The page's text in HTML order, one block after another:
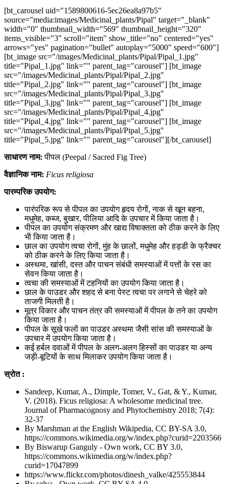
[bt_carousel uid="1589800616-5ec26ea8a97b5"
source="media:images/Medicinal_plants/Pipal" target="_blank"
width="0" thumbnail_width="569" thumbnail_height="320"
items_visible="3" scroll="item" show_title="no" centered="yes"
arrows="yes" pagination="bullet" autoplay="5000" speed="600"]
[bt_image src="/images/Medicinal_plants/Pipal/Pipal_1.jpg"
title="Pipal_1.jpg" link="" parent_tag="carousel"] [bt_image
src="/images/Medicinal_plants/Pipal/Pipal_2.jpg"
title="Pipal_2.jpg" link="" parent_tag="carousel"] [bt_image
src="/images/Medicinal_plants/Pipal/Pipal_3.jpg"
title="Pipal_3.jpg" link="" parent_tag="carousel"] [bt_image
src="/images/Medicinal_plants/Pipal/Pipal_4.jpg"
title="Pipal_4.jpg" link="" parent_tag="carousel"] [bt_image
src="/images/Medicinal_plants/Pipal/Pipal_5.jpg"
title="Pipal_5.jpg" link="" parent_tag="carousel"][/bt_carousel]
साधारण नाम: पीपल (Peepal / Sacred Fig Tree)
वैज्ञानिक नाम: Ficus religiosa
पारम्परिक उपयोग:
पारंपरिक रूप से पीपल का उपयोग हृदय रोगों, नाक से खून बहना,
मधुमेह, कब्ज, बुखार, पीलिया आदि के उपचार में किया जाता है।
पीपल का उपयोग संक्रमण और खाद्य विषाक्तता को ठीक करने के लिए
भी किया जाता है।
छाल का उपयोग त्वचा रोगों, मुंह के छालों, मधुमेह और हड्डी के फ्रैक्चर
को ठीक करने के लिए किया जाता है।
अस्थमा, खांसी, दस्त और पाचन संबंधी समस्याओं में पत्तों के रस का
सेवन किया जाता है।
त्वचा की समस्याओं में टहनियों का उपयोग किया जाता है।
छाल के पाउडर और शहद से बना पेस्ट त्वचा पर लगाने से चेहरे को
ताजगी मिलती है।
मूत्र विकार और पाचन तंत्र की समस्याओं में पीपल के तने का उपयोग
किया जाता है।
पीपल के सूखे फलों का पाउडर अस्थमा जैसी सांस की समस्याओं के
उपचार में उपयोग किया जाता है।
कई हर्बल दवाओं में पीपल के अलग-अलग हिस्सों का पाउडर या अन्य
जड़ी-बूटियों के साथ मिलाकर उपयोग किया जाता है।
स्रोत :
Sandeep, Kumar, A., Dimple, Tomer, V., Gat, & Y., Kumar,
V. (2018). Ficus religiosa: A wholesome medicinal tree.
Journal of Pharmacognosy and Phytochemistry 2018; 7(4):
32-37
By Marshman at the English Wikipedia, CC BY-SA 3.0,
https://commons.wikimedia.org/w/index.php?curid=2203566
By Biswarup Ganguly - Own work, CC BY 3.0,
https://commons.wikimedia.org/w/index.php?
curid=17047899
https://www.flickr.com/photos/dinesh_valke/425553844